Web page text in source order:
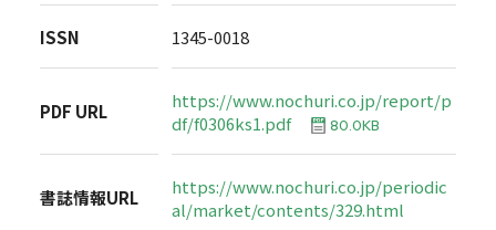
ISSN 1345-0018
PDF URL
https://www.nochuri.co.jp/report/p
df/f0306ks1.pdf
80.0KB
書誌情報URL
https://www.nochuri.co.jp/periodic
al/market/contents/329.html